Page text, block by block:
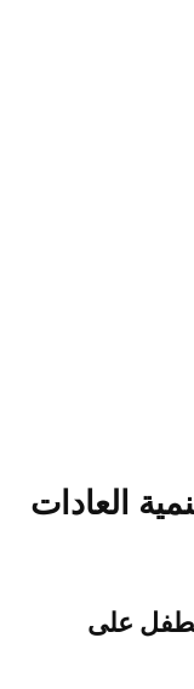
العادات
على